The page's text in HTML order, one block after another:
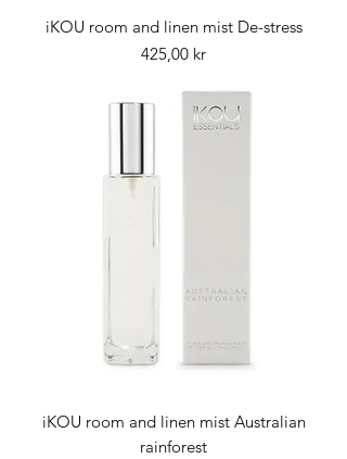
iKOU room and linen mist De-stress
Pris
425,00 kr
iKOU room and linen mist Australian
rainforest